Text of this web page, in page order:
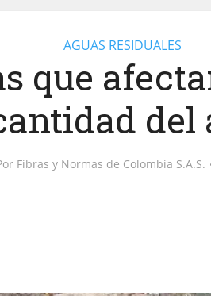
AGUAS RESIDUALES
que
del
Fibras y Normas de Colombia S.A.S.